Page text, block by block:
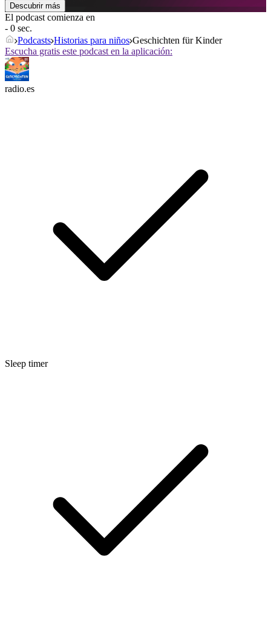
Descubrir más
El podcast comienza en
- 0 sec.
Podcasts Historias para niños Geschichten für Kinder
Escucha gratis este podcast en la aplicación:
radio.es
Sleep timer